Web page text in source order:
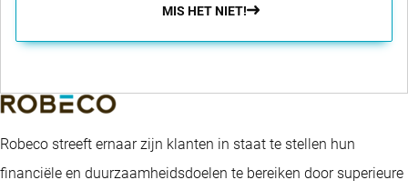
MIS HET NIET!
Robeco streeft ernaar zijn klanten in staat te stellen hun
financiële en duurzaamheidsdoelen te bereiken door superieure